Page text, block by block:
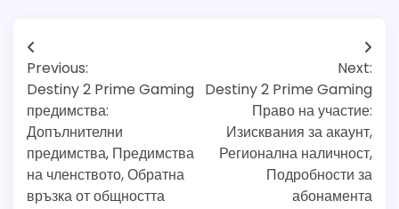
Post
navigation
Previous:
Destiny 2 Prime Gaming
предимства:
Допълнителни
предимства, Предимства
на членството, Обратна
връзка от общността
Next:
Destiny 2 Prime Gaming
Право на участие:
Изисквания за акаунт,
Регионална наличност,
Подробности за
абонамента